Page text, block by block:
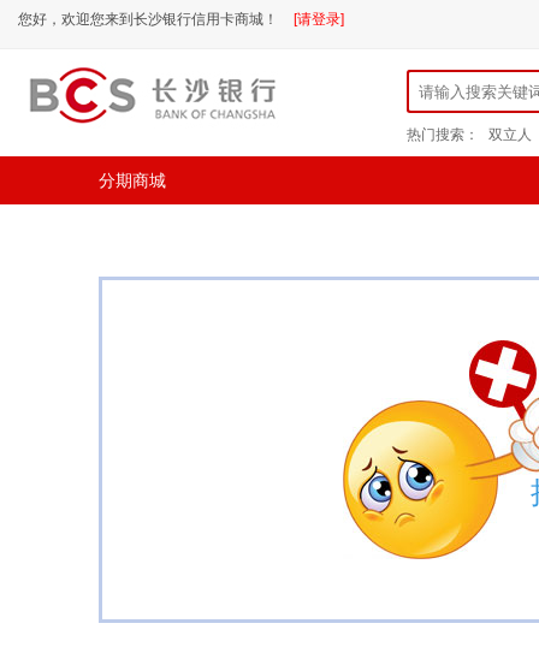
您好，欢迎您来到长沙银行信用卡商城！ [请登录]
热门搜索： 双立人
分期商城